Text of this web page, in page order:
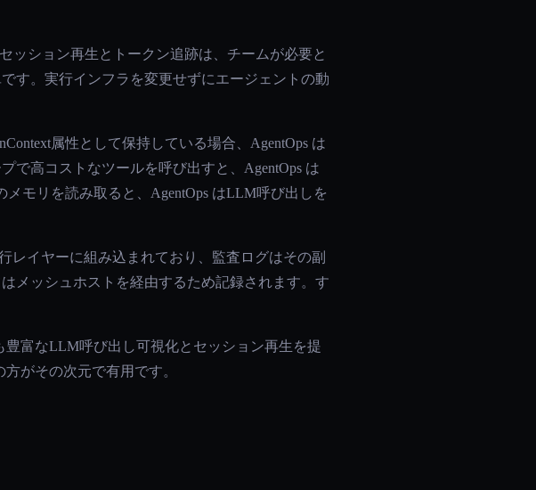
ッション再生とトークン追跡は、チームが必要と
す。実行インフラを変更せずにエージェントの動
属性として保持している場合、AgentOps は
で高コストなツールを呼び出すと、AgentOps は
モリを読み取ると、AgentOps はLLM呼び出しを
レイヤーに組み込まれており、監査ログはその副
メッシュホストを経由するため記録されます。す
豊富なLLM呼び出し可視化とセッション再生を提
がその次元で有用です。